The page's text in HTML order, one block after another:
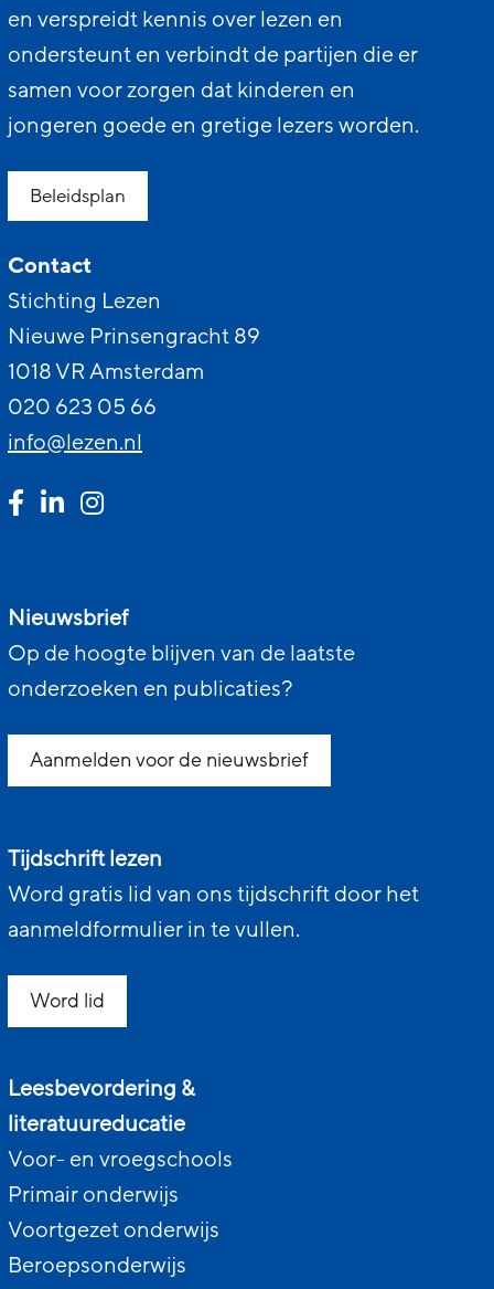
en verspreidt kennis over lezen en
ondersteunt en verbindt de partijen die er
samen voor zorgen dat kinderen en
jongeren goede en gretige lezers worden.
Beleidsplan
Contact
Stichting Lezen
Nieuwe Prinsengracht 89
1018 VR Amsterdam
020 623 05 66
info@lezen.nl
Nieuwsbrief
Op de hoogte blijven van de laatste
onderzoeken en publicaties?
Aanmelden voor de nieuwsbrief
Tijdschrift lezen
Word gratis lid van ons tijdschrift door het
aanmeldformulier in te vullen.
Word lid
Leesbevordering &
literatuureducatie
Voor- en vroegschools
Primair onderwijs
Voortgezet onderwijs
Beroepsonderwijs